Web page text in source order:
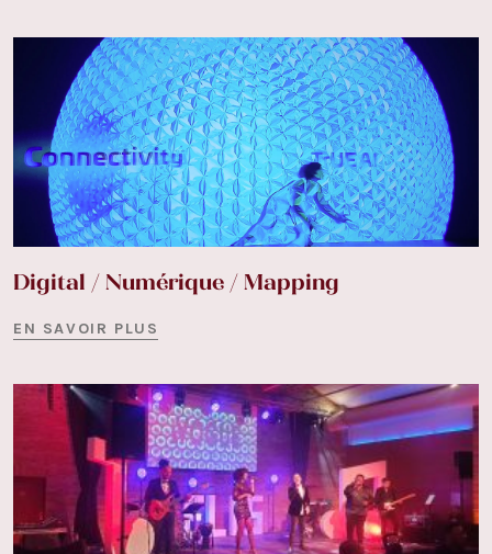
Digital / Numérique / Mapping
EN SAVOIR PLUS